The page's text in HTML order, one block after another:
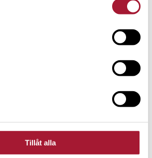
Tillåt alla
Sex år hann gå innan hon väl berättade
Ingen annan i hennes familj
något var mina simlärarkollegor. Vi
plöjde ekonomisidorna och
kollegor förstod snabbt att jag var